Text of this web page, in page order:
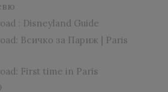
: Disneyland Guide
Всичко за Париж | Paris
First time in Paris